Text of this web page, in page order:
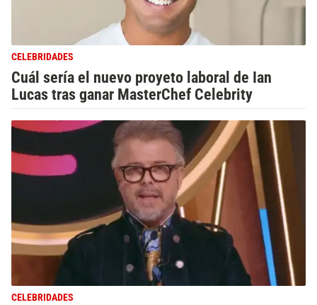
CELEBRIDADES
Cuál sería el nuevo proyeto laboral de Ian
Lucas tras ganar MasterChef Celebrity
CELEBRIDADES